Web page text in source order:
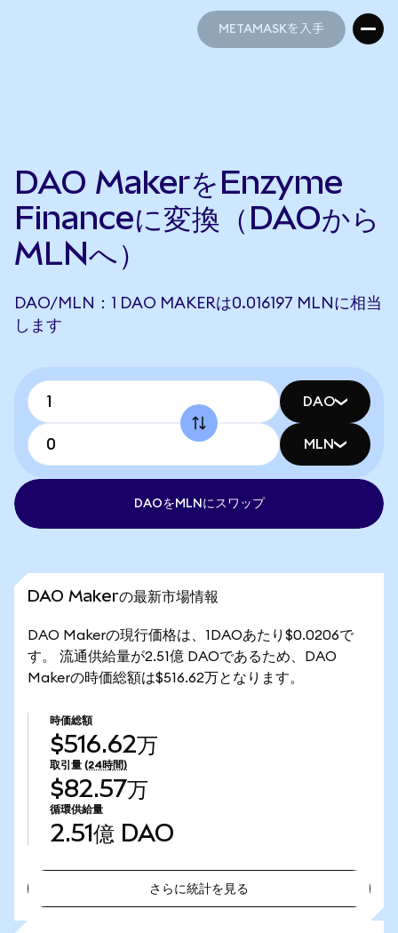
METAMASKを入手
DAO MakerをEnzyme
Financeに変換（DAOから
MLNへ）
DAO/MLN：1 DAO MAKERは0.016197 MLNに相当
します
DAO
MLN
DAOをMLNにスワップ
DAO Makerの最新市場情報
DAO Makerの現行価格は、1DAOあたり$0.0206で
す。 流通供給量が2.51億 DAOであるため、DAO
Makerの時価総額は$516.62万となります。
時価総額
$516.62万
取引量 (24時間)
$82.57万
循環供給量
2.51億 DAO
さらに統計を見る